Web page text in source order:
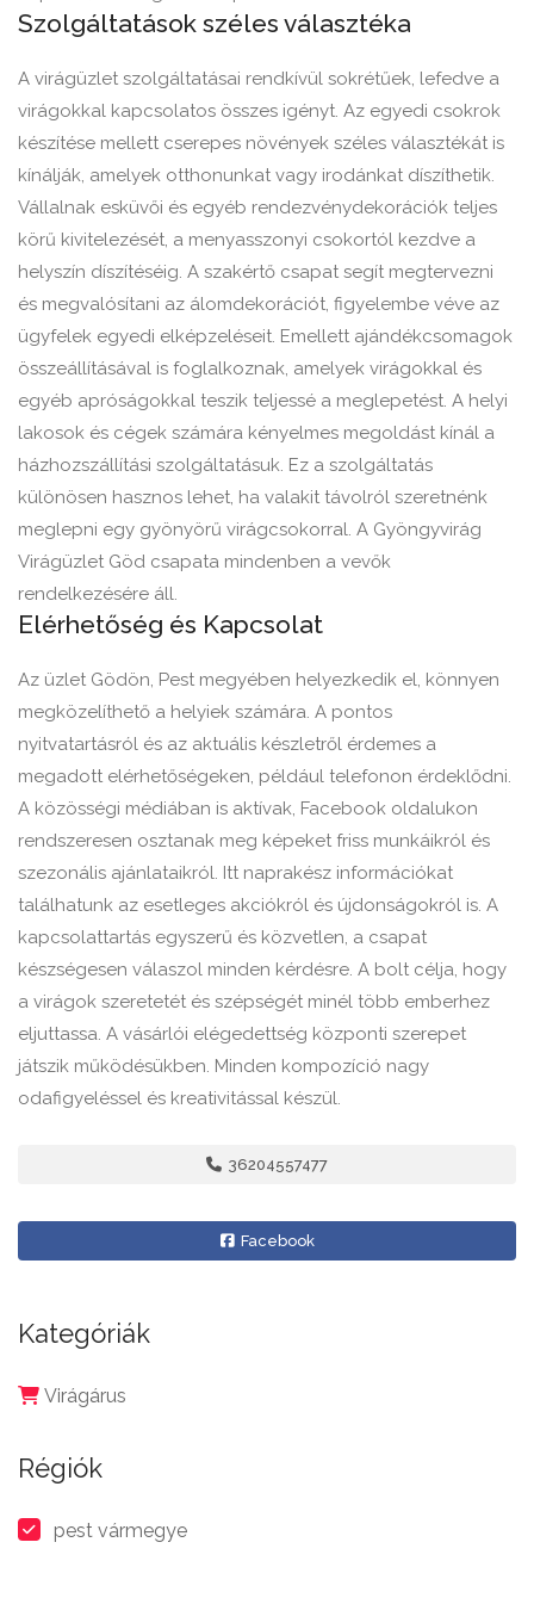
Szolgáltatások széles választéka
A virágüzlet szolgáltatásai rendkívül sokrétűek, lefedve a
virágokkal kapcsolatos összes igényt. Az egyedi csokrok
készítése mellett cserepes növények széles választékát is
kínálják, amelyek otthonunkat vagy irodánkat díszíthetik.
Vállalnak esküvői és egyéb rendezvénydekorációk teljes
körű kivitelezését, a menyasszonyi csokortól kezdve a
helyszín díszítéséig. A szakértő csapat segít megtervezni
és megvalósítani az álomdekorációt, figyelembe véve az
ügyfelek egyedi elképzeléseit. Emellett ajándékcsomagok
összeállításával is foglalkoznak, amelyek virágokkal és
egyéb apróságokkal teszik teljessé a meglepetést. A helyi
lakosok és cégek számára kényelmes megoldást kínál a
házhozszállítási szolgáltatásuk. Ez a szolgáltatás
különösen hasznos lehet, ha valakit távolról szeretnénk
meglepni egy gyönyörű virágcsokorral. A Gyöngyvirág
Virágüzlet Göd csapata mindenben a vevők
rendelkezésére áll.
Elérhetőség és Kapcsolat
Az üzlet Gödön, Pest megyében helyezkedik el, könnyen
megközelíthető a helyiek számára. A pontos
nyitvatartásról és az aktuális készletről érdemes a
megadott elérhetőségeken, például telefonon érdeklődni.
A közösségi médiában is aktívak, Facebook oldalukon
rendszeresen osztanak meg képeket friss munkáikról és
szezonális ajánlataikról. Itt naprakész információkat
találhatunk az esetleges akciókról és újdonságokról is. A
kapcsolattartás egyszerű és közvetlen, a csapat
készségesen válaszol minden kérdésre. A bolt célja, hogy
a virágok szeretetét és szépségét minél több emberhez
eljuttassa. A vásárlói elégedettség központi szerepet
játszik működésükben. Minden kompozíció nagy
odafigyeléssel és kreativitással készül.
36204557477
Facebook
Kategóriák
Virágárus
Régiók
pest vármegye